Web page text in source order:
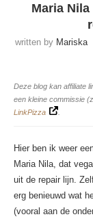
Maria
written by Mariska
Deze blog kan affiliate
een kleine commissie
LinkPizza
Hier ben ik weer
Maria Nila, dat
uit de repair lijn.
erg benieuwd wat
(vooral aan de